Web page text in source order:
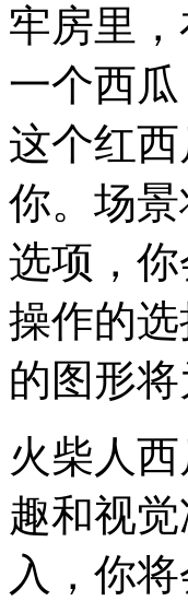
牢房里
一个西
这个红
你。场
选项，
操作的
的图形
火柴人
趣和视
入，你